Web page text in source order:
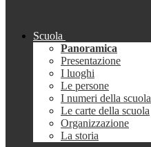
Scuola
Panoramica
Presentazione
I luoghi
Le persone
I numeri della scuola
Le carte della scuola
Organizzazione
La storia